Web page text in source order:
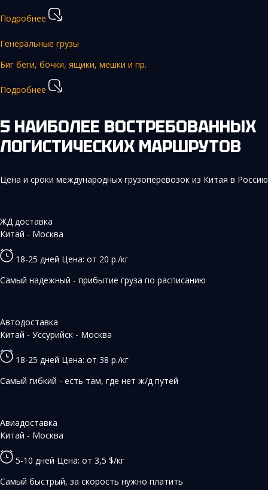
Подробнее
Генеральные грузы
Биг беги, бочки, ящики, мешки и пр.
Подробнее
5 НАИБОЛЕЕ ВОСТРЕБОВАННЫХ
ЛОГИСТИЧЕСКИХ МАРШРУТОВ
Цена и сроки международных грузоперевозок из Китая в Россию
ЖД доставка
Китай - Москва
18-25 дней Цена: от 20 р./кг
Самый надежный - прибытие груза по расписанию
Автодоставка
Китай - Уссурийск - Москва
18-25 дней Цена: от 38 р./кг
Самый гибкий - есть там, где нет ж/д путей
Авиадоставка
Китай - Москва
5-10 дней Цена: от 3,5 $/кг
Самый быстрый, за скорость нужно платить